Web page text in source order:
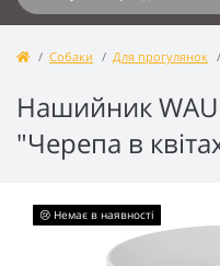
Собаки Для прогулянок
Нашийник
"Черепа в
😢 Немає в наявності